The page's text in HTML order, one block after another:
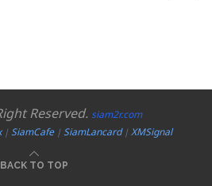
Reserved. siam2r.com
|SiamCafe|SiamLancard|XMSignal
BACK TO TOP